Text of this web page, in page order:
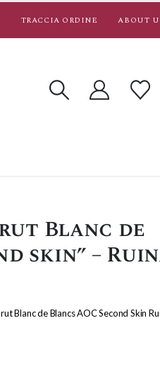
TRACCIA ORDINE ABOUT
Blanc de
skin” –
Blanc de Blancs AOC Second Skin